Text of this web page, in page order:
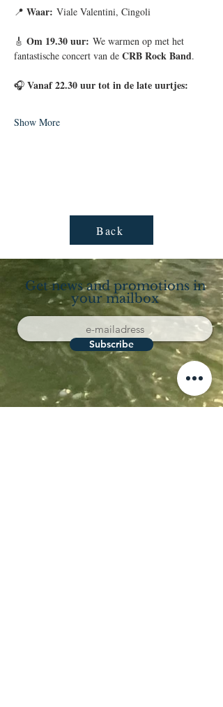
📍 Waar: Viale Valentini, Cingoli
🎸 Om 19.30 uur: We warmen op met het
fantastische concert van de CRB Rock Band.
🎧 Vanaf 22.30 uur tot in de late uurtjes:
Show More
Back
Get news and promotions in
your mailbox
Subscribe